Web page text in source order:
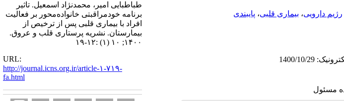
رژیم دارویی، بیماری قلبی، پایبندی
مسئول
طباطبایی امیر، محمدنژاد اسمعیل. تاثیر
برنامه خودمراقبتی خانواده‌محور بر فعالیت
افراد با بیماری قلبی پس از ترخیص از
بیمارستان. نشریه پرستاری قلب و عروق.
۱۴۰۰; ۱۰ (۱) :۱۲-۱۹
URL:
http://journal.icns.org.ir/article-۱-۷۱۹-
fa.html